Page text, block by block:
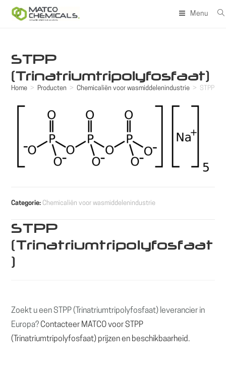
Menu
STPP
(Trinatriumtripolyfosfaat)
Home > Producten > Chemicaliën voor wasmiddelenindustrie > STPP
Categorie: Chemicaliën voor wasmiddelenindustrie
STPP
(Trinatriumtripolyfosfaat
)
Zoekt u een STPP (Trinatriumtripolyfosfaat) leverancier in
Europa? Contacteer MATCO voor STPP
(Trinatriumtripolyfosfaat) prijzen en beschikbaarheid.